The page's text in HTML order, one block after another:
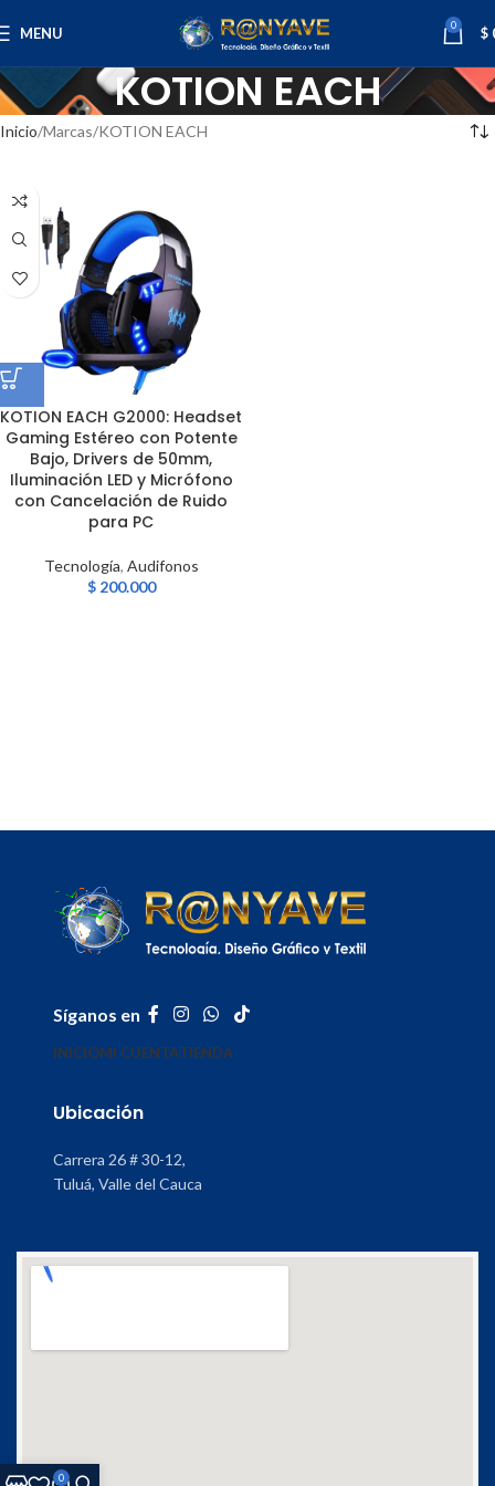
MENU 0 $
KOTION EACH
Inicio Marcas KOTION EACH
KOTION EACH G2000: Headset
Gaming Estéreo con Potente
Bajo, Drivers de 50mm,
Iluminación LED y Micrófono
con Cancelación de Ruido
para PC
Tecnología, Audifonos
$200.000
Síganos en
INICIOMI CUENTATIENDA
Ubicación
Carrera 26 # 30-12,
Tuluá, Valle del Cauca
0